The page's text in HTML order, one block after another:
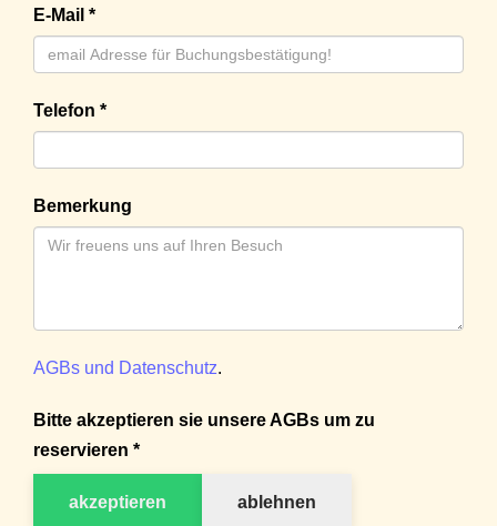
E-Mail *
Telefon *
Bemerkung
AGBs und Datenschutz.
Bitte akzeptieren sie unsere AGBs um zu
reservieren *
akzeptieren ablehnen